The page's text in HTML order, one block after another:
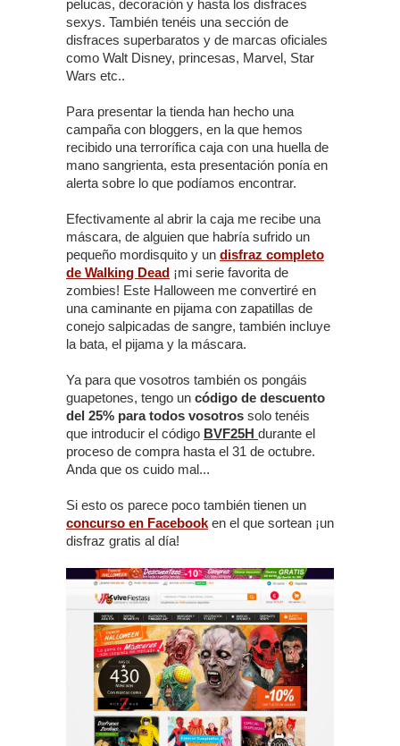
pelucas, decoración y hasta los disfraces
sexys. También tenéis una sección de
disfraces superbaratos y de marcas oficiales
como Walt Disney, princesas, Marvel, Star
Wars etc..
Para presentar la tienda han hecho una
campaña con bloggers, en la que hemos
recibido una terrorífica caja con una huella de
mano sangrienta, esta presentación ponía en
alerta sobre lo que podíamos encontrar.
Efectivamente al abrir la caja me recibe una
máscara, de alguien que habría sufrido un
pequeño mordisquito y un disfraz completo
de Walking Dead ¡mi serie favorita de
zombies! Este Halloween me convertiré en
una caminante en pijama con zapatillas de
conejo salpicadas de sangre, también incluye
la bata, el pijama y la máscara.
Ya para que vosotros también os pongáis
guapetones, tengo un código de descuento
del 25% para todos vosotros solo tenéis
que introducir el código BVF25H durante el
proceso de compra hasta el 31 de octubre.
Anda que os cuido mal...
Si esto os parece poco también tienen un
concurso en Facebook en el que sortean ¡un
disfraz gratis al día!